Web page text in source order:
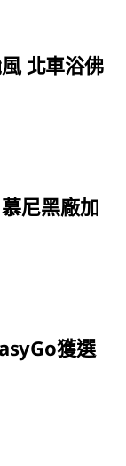
北車浴佛
尼黑廠加
獲選